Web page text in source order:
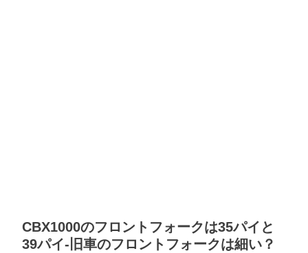
CBX1000のフロントフォークは35パイと
39パイ-旧車のフロントフォークは細い？